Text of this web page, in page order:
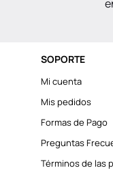
SOPORTE
Mi cuenta
Mis pedidos
Formas de Pago
Preguntas
Términos de las